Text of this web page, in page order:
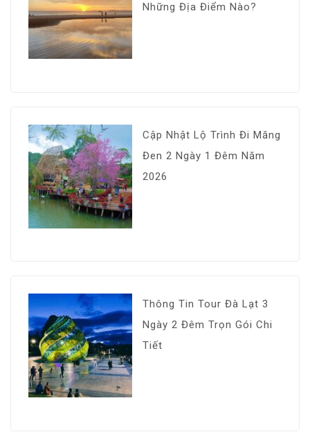
Những Địa Điểm Nào?
Cập Nhật Lộ Trình Đi Măng
Đen 2 Ngày 1 Đêm Năm
2026
Thông Tin Tour Đà Lạt 3
Ngày 2 Đêm Trọn Gói Chi
Tiết